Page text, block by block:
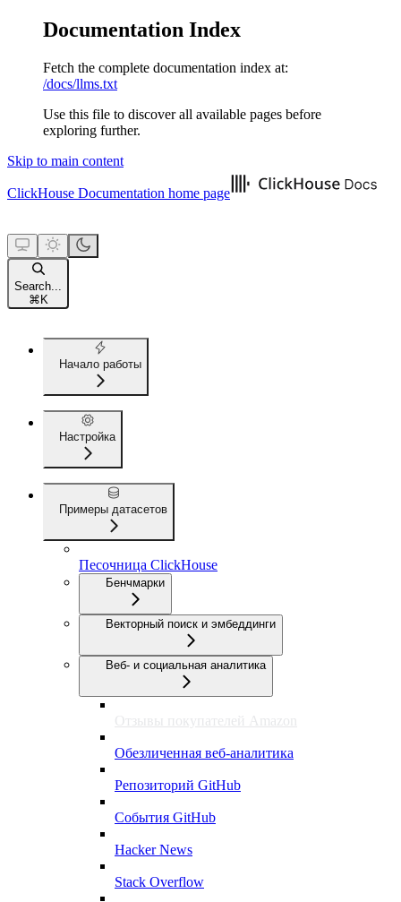
Documentation Index
Fetch the complete documentation index at:
/docs/llms.txt
Use this file to discover all available pages before
exploring further.
Skip to main content
ClickHouse Documentation home page
Search...
⌘ K
Начало работы
Настройка
Примеры датасетов
Песочница ClickHouse
Бенчмарки
Векторный поиск и эмбеддинги
Веб- и социальная аналитика
Отзывы покупателей Amazon
Обезличенная веб-аналитика
Репозиторий GitHub
События GitHub
Hacker News
Stack Overflow